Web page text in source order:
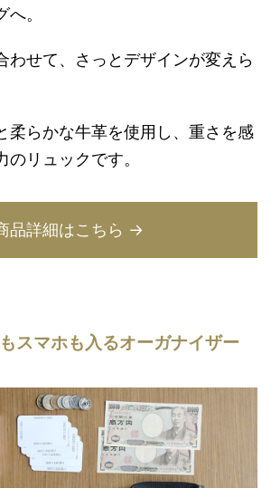
。
わせて、さっとデザインが変えら
柔らかな牛革を使用し、重さを感
のリュックです。
品詳細はこちら →
スマホも入るオーガナイザー